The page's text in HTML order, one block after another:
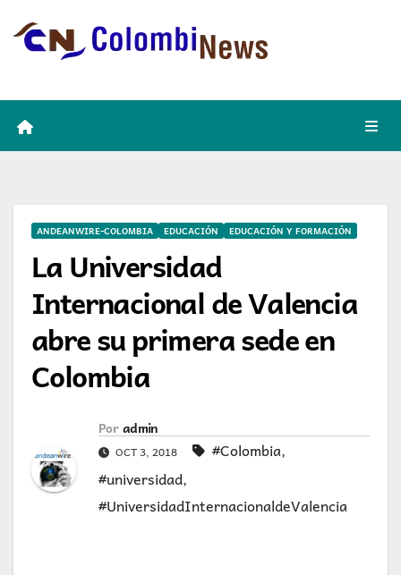
ANDEANWIRE-COLOMBIA EDUCACIÓN EDUCACIÓN Y FORMACIÓN
La Universidad
Internacional de Valencia
abre su primera sede en
Colombia
Por admin
OCT 3, 2018 #Colombia,
#universidad,
#UniversidadInternacionaldeValencia